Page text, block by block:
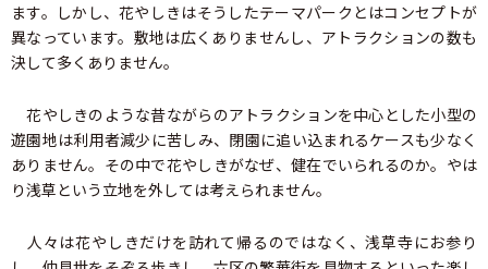
ます。しかし、花やしきはそうしたテーマパークとはコンセプトが
異なっています。敷地は広くありませんし、アトラクションの数も
決して多くありません。
花やしきのような昔ながらのアトラクションを中心とした小型の
遊園地は利用者減少に苦しみ、閉園に追い込まれるケースも少なく
ありません。その中で花やしきがなぜ、健在でいられるのか。やは
り浅草という立地を外しては考えられません。
人々は花やしきだけを訪れて帰るのではなく、浅草寺にお参り